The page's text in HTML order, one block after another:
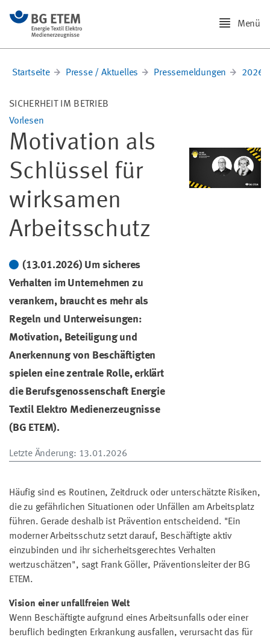
Menü
Startseite Presse / Aktuelles Pressemeldungen 2026
SICHERHEIT IM BETRIEB
Vorlesen
Motivation als
Schlüssel für
wirksamen
Arbeitsschutz
(13.01.2026) Um sicheres
Verhalten im Unternehmen zu
verankern, braucht es mehr als
Regeln und Unterweisungen:
Motivation, Beteiligung und
Anerkennung von Beschäftigten
spielen eine zentrale Rolle, erklärt
die Berufsgenossenschaft Energie
Textil Elektro Medienerzeugnisse
(BG ETEM).
Letzte Änderung: 13.01.2026
Häufig sind es Routinen, Zeitdruck oder unterschätzte Risiken,
die zu gefährlichen Situationen oder Unfällen am Arbeitsplatz
führen. Gerade deshalb ist Prävention entscheidend. "Ein
moderner Arbeitsschutz setzt darauf, Beschäftigte aktiv
einzubinden und ihr sicherheitsgerechtes Verhalten
wertzuschätzen", sagt Frank Göller, Präventionsleiter der BG
ETEM.
Vision einer unfallfreien Welt
Wenn Beschäftigte aufgrund eines Arbeitsunfalls oder einer
beruflich bedingten Erkrankung ausfallen, verursacht das für